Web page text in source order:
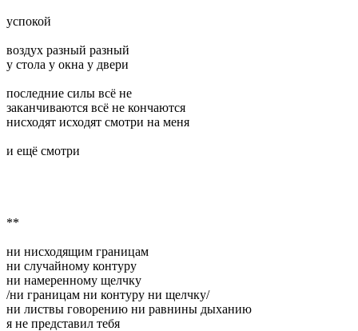
успокой
воздух разный разный
у стола у окна у двери
последние силы всё не
заканчиваются всё не кончаются
нисходят исходят смотри на меня
и ещё смотри
**
ни нисходящим границам
ни случайному контуру
ни намеренному щелчку
/ни границам ни контуру ни щелчку/
ни листвы говорению ни равнины дыханию
я не представил тебя